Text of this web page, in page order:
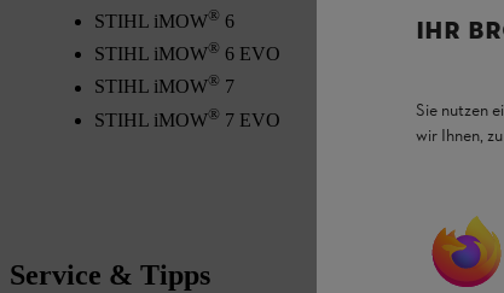
STIHL iMOW® 6
STIHL iMOW® 6 EVO
STIHL iMOW® 7
STIHL iMOW® 7 EVO
Service & Tipps
IHR
Sie nutzen
wir Ihnen,